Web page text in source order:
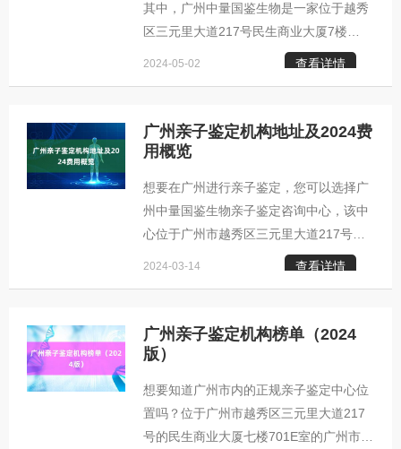
物质（包括染色体和基因），故而可通过
血液样本进行DNA检测。除血液外，指
甲、头发、唾液等其他含有遗传信息的样
品也可用于DNA测试
其中，广州中量国鉴生物是一家位于越秀
区三元里大道217号民生商业大厦7楼
701E室的知名机构。由于公众对亲子关系
业的技术人员和先进设备，严格遵守行业
标准及法规，保证鉴定结果的精确性和法
些正规亲子鉴定机构： - 广州亲子鉴定咨
询中心：提供各类亲子鉴定咨询服务。 -
广东省妇幼保健院法医物证司法鉴定所：
专注于法医物证司法鉴定。 - 广东司法警
官职业学院
2024-05-02 查看详情
广州亲子鉴定机构地址及2024费
用概览
想要在广州进行亲子鉴定，您可以选择广
州中量国鉴生物亲子鉴定咨询中心，该中
心位于广州市越秀区三元里大道217号民
生商业大厦7楼的701E室。挑选一个值得
家庭关系的确认或是解决遗产争议，亲子
鉴定均能提供有力证据。 以下是北京地区
省环境科学研究院环境损害司法鉴定中心
- 地址：广州市越秀区东风中路335号 2.
华南动物物种环境损害司法鉴定中心 - 地
2024-03-14 查看详情
广州亲子鉴定机构榜单（2024
版）
想要知道广州市内的正规亲子鉴定中心位
置吗？位于广州市越秀区三元里大道217
号的民生商业大厦七楼701E室的广州市正